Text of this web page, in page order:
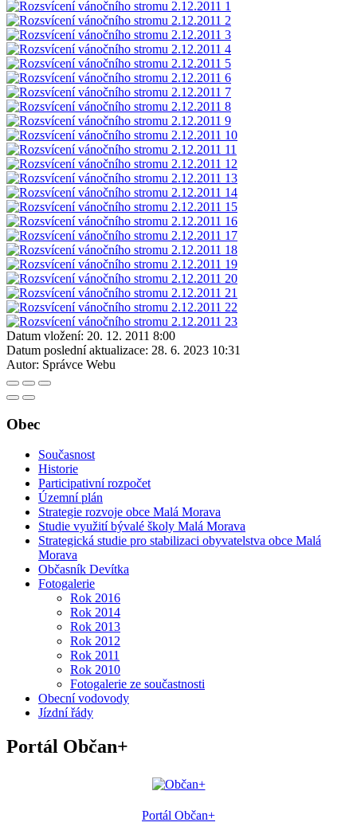
Datum vložení: 20. 12. 2011 8:00
Datum poslední aktualizace: 28. 6. 2023 10:31
Autor: Správce Webu
Obec
Současnost
Historie
Participativní rozpočet
Územní plán
Strategie rozvoje obce Malá Morava
Studie využití bývalé školy Malá Morava
Strategická studie pro stabilizaci obyvatelstva obce Malá
Morava
Občasník Devítka
Fotogalerie
Rok 2016
Rok 2014
Rok 2013
Rok 2012
Rok 2011
Rok 2010
Fotogalerie ze součastnosti
Obecní vodovody
Jízdní řády
Portál Občan+
Portál Občan+